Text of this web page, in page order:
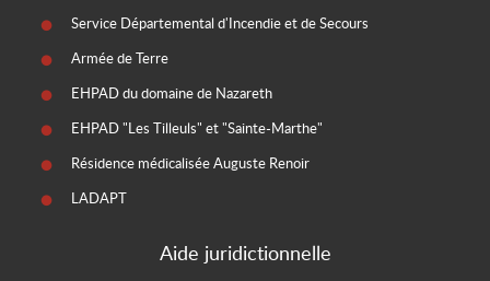
Service Départemental d'Incendie et de Secours
Armée de Terre
EHPAD du domaine de Nazareth
EHPAD "Les Tilleuls" et "Sainte-Marthe"
Résidence médicalisée Auguste Renoir
LADAPT
Aide juridictionnelle